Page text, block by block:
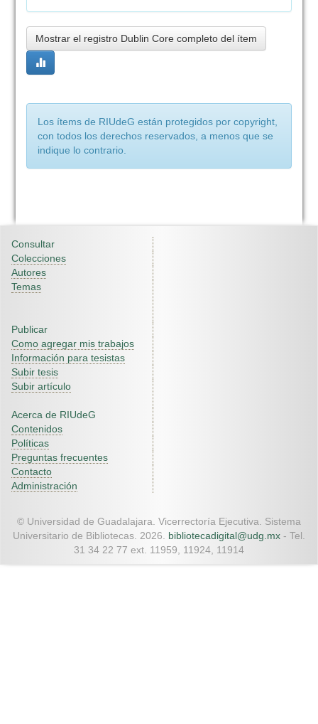
Mostrar el registro Dublin Core completo del ítem
Los ítems de RIUdeG están protegidos por copyright,
con todos los derechos reservados, a menos que se
indique lo contrario.
Consultar
Colecciones
Autores
Temas
Publicar
Como agregar mis trabajos
Información para tesistas
Subir tesis
Subir artículo
Acerca de RIUdeG
Contenidos
Políticas
Preguntas frecuentes
Contacto
Administración
© Universidad de Guadalajara. Vicerrectoría Ejecutiva. Sistema
Universitario de Bibliotecas. 2026. bibliotecadigital@udg.mx - Tel.
31 34 22 77 ext. 11959, 11924, 11914